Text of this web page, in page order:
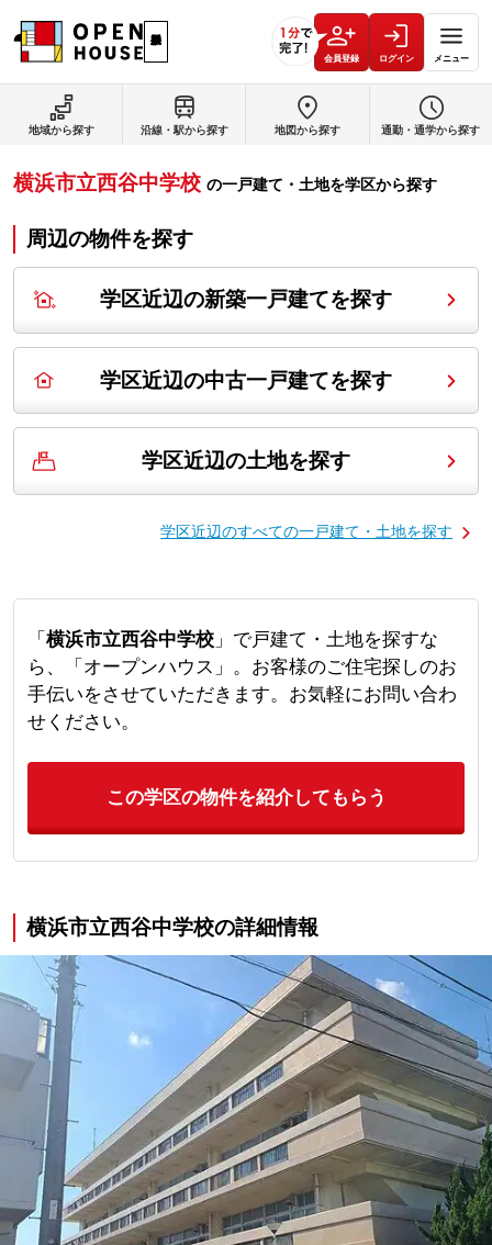
会員登録 ログイン メニュー
地域から探す 沿線・駅から探す 地図から探す 通勤・通学から探す
横浜市立西谷中学校 の一戸建て・土地を学区から探す
周辺の物件を探す
学区近辺の新築一戸建てを探す
学区近辺の中古一戸建てを探す
学区近辺の土地を探す
学区近辺のすべての一戸建て・土地を探す
「 横浜市立西谷中学校」で戸建て・土地を探すな
ら、「オープンハウス」。お客様のご住宅探しのお
手伝いをさせていただきます。お気軽にお問い合わ
せください。
この学区の物件を紹介してもらう
横浜市立西谷中学校の詳細情報